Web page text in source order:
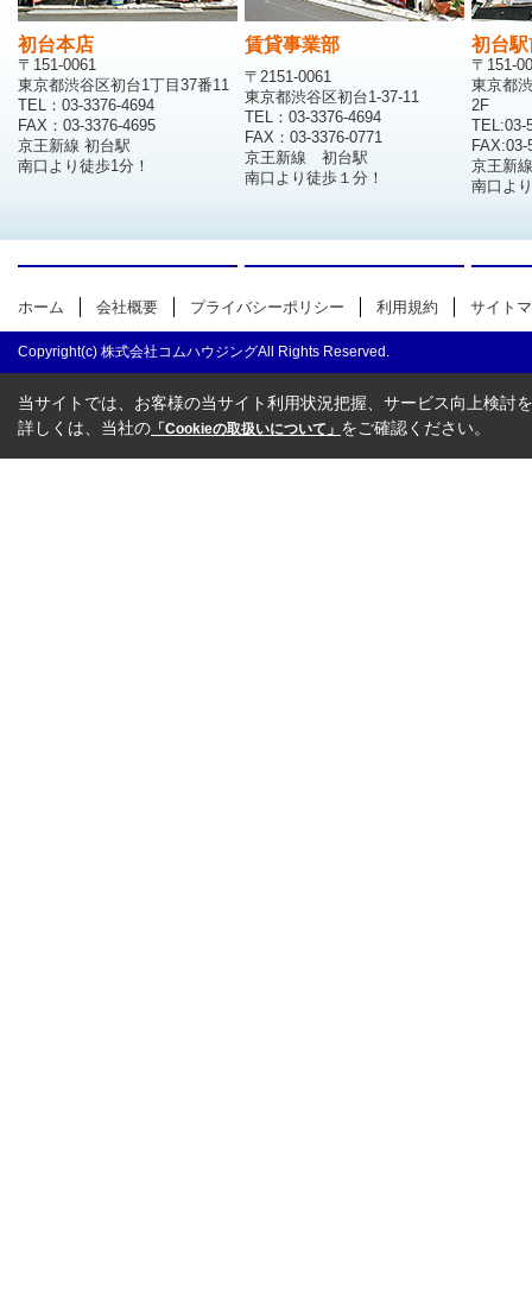
初台本店
〒151-0061
東京都渋谷区初台1丁目37番11
TEL：03-3376-4694
FAX：03-3376-4695
京王新線 初台駅
南口より徒歩1分！
賃貸事業部
〒2151-0061
東京都渋谷区初台1-37-11
TEL：03-3376-4694
FAX：03-3376-0771
京王新線 初台駅
南口より徒歩１分！
初台
〒151-
東京都
2F
TEL:03-
FAX:03-
京王新
南口よ
ホーム 会社概要 プライバシーポリシー 利用規約 サイト
Copyright(c) 株式会社コムハウジングAll Rights Reserved.
当サイトでは、お客様の当サイト利用状況把握、サービス向上検討
詳しくは、当社の 「Cookieの取扱いについて」 をご確認ください。